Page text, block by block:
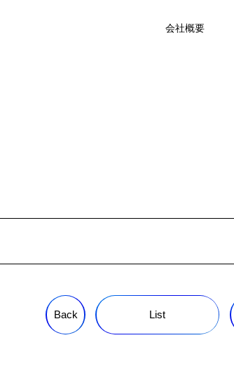
会社概要
Back List